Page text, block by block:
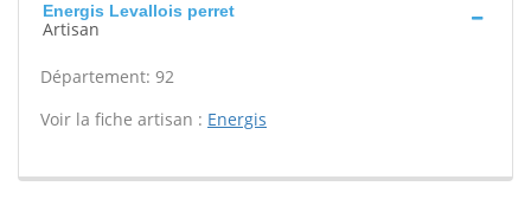
Energis Levallois perret
Artisan
Département: 92
Voir la fiche artisan : Energis